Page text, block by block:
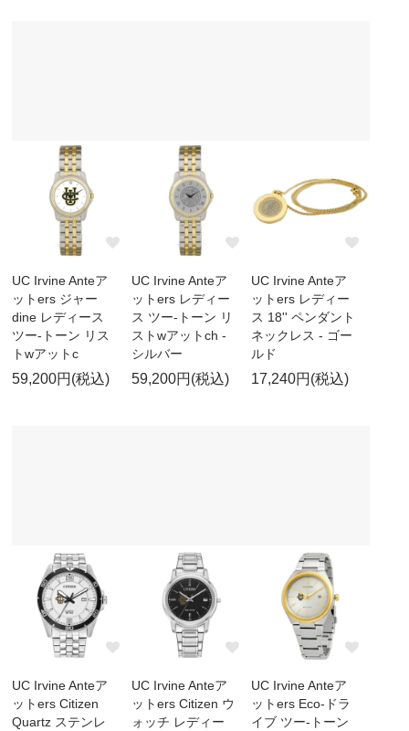
UC Irvine Anteア
ットers ジャー
dine レディース
ツー-トーン リス
トwアットc
59,200円(税込)
UC Irvine Anteア
ットers レディー
ス ツー-トーン リ
ストwアットch -
シルバー
59,200円(税込)
UC Irvine Anteア
ットers レディー
ス 18'' ペンダント
ネックレス - ゴー
ルド
17,240円(税込)
UC Irvine Anteア
ットers Citizen
Quartz ステンレ
UC Irvine Anteア
ットers Citizen ウ
ォッチ レディー
UC Irvine Anteア
ットers Eco-ドラ
イブ ツー-トーン